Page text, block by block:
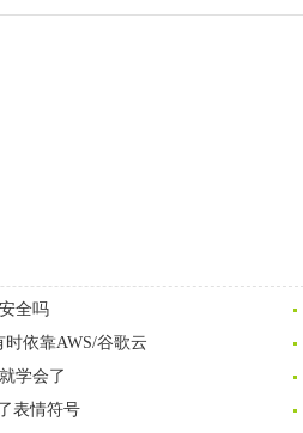
全吗
依靠AWS/谷歌云
学会了
表情符号